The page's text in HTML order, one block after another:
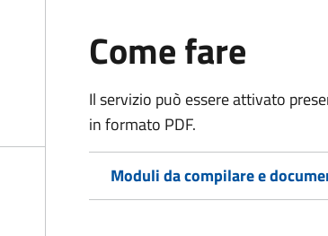
Come fare
Il servizio può essere attivato
in formato PDF.
Moduli da compilare e